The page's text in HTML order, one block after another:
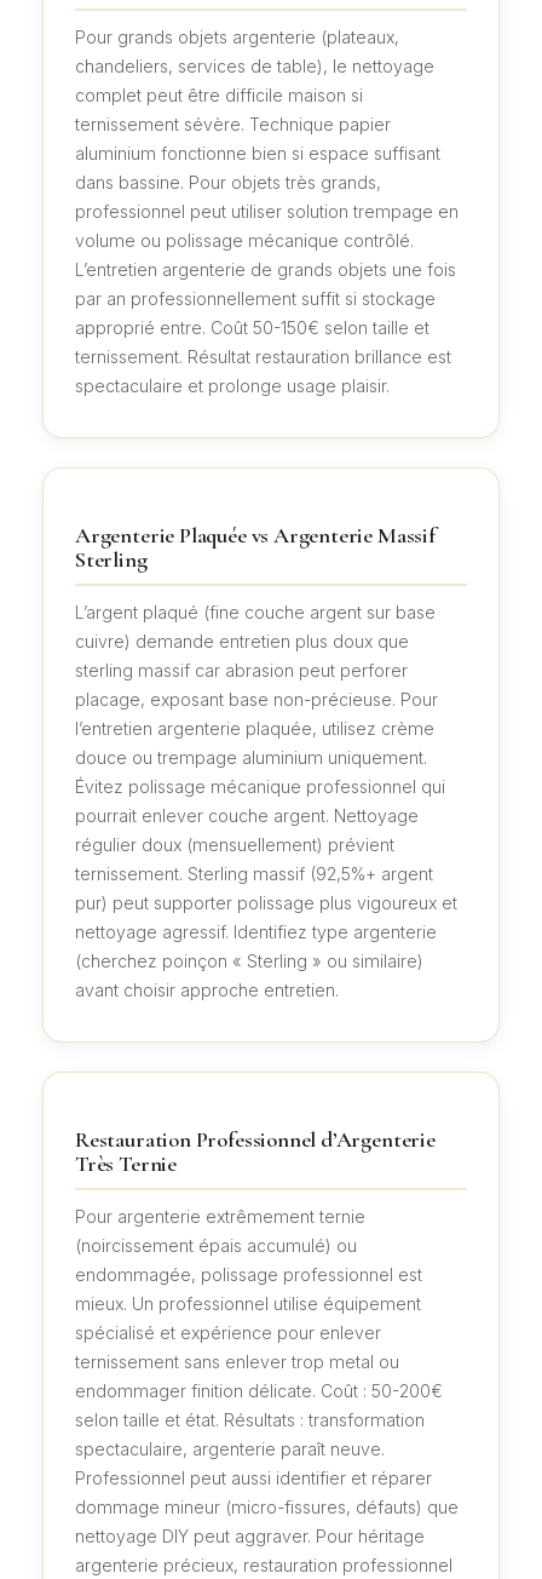
Pour grands objets argenterie (plateaux,
chandeliers, services de table), le nettoyage
complet peut être difficile maison si
ternissement sévère. Technique papier
aluminium fonctionne bien si espace suffisant
dans bassine. Pour objets très grands,
professionnel peut utiliser solution trempage en
volume ou polissage mécanique contrôlé.
L’entretien argenterie de grands objets une fois
par an professionnellement suffit si stockage
approprié entre. Coût 50-150€ selon taille et
ternissement. Résultat restauration brillance est
spectaculaire et prolonge usage plaisir.
Argenterie Plaquée vs Argenterie Massif
Sterling
L’argent plaqué (fine couche argent sur base
cuivre) demande entretien plus doux que
sterling massif car abrasion peut perforer
placage, exposant base non-précieuse. Pour
l’entretien argenterie plaquée, utilisez crème
douce ou trempage aluminium uniquement.
Évitez polissage mécanique professionnel qui
pourrait enlever couche argent. Nettoyage
régulier doux (mensuellement) prévient
ternissement. Sterling massif (92,5%+ argent
pur) peut supporter polissage plus vigoureux et
nettoyage agressif. Identifiez type argenterie
(cherchez poinçon « Sterling » ou similaire)
avant choisir approche entretien.
Restauration Professionnel d’Argenterie
Très Ternie
Pour argenterie extrêmement ternie
(noircissement épais accumulé) ou
endommagée, polissage professionnel est
mieux. Un professionnel utilise équipement
spécialisé et expérience pour enlever
ternissement sans enlever trop metal ou
endommager finition délicate. Coût : 50-200€
selon taille et état. Résultats : transformation
spectaculaire, argenterie paraît neuve.
Professionnel peut aussi identifier et réparer
dommage mineur (micro-fissures, défauts) que
nettoyage DIY peut aggraver. Pour héritage
argenterie précieux, restauration professionnel